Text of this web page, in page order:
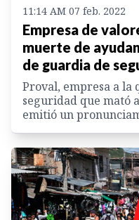
11:14 AM 07 feb. 2022
Empresa de
muerte de
de guardia de
Proval, empresa a la
seguridad que mató
emitió un